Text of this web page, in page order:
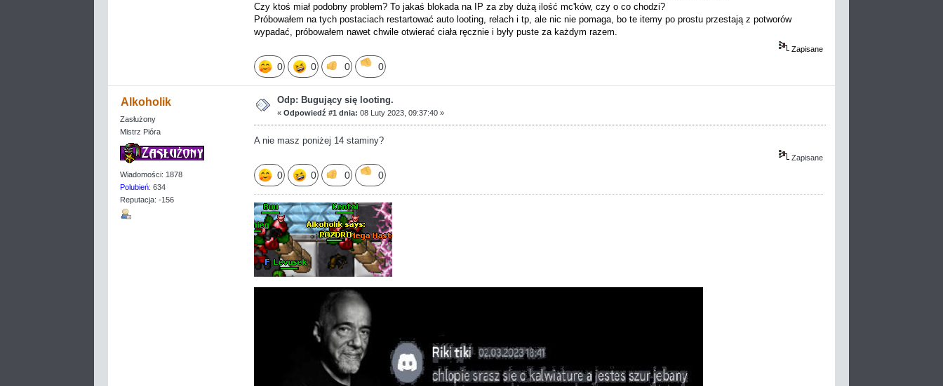
Czy ktoś miał podobny problem? To jakaś blokada na IP za zby dużą ilość mc'ków, czy o co chodzi?
Próbowałem na tych postaciach restartować auto looting, relach i tp, ale nic nie pomaga, bo te itemy po prostu przestają z potworów
wypadać, próbowałem nawet chwile otwierać ciała ręcznie i były puste za każdym razem.
Zapisane
0 0 0 0
Alkoholik
Zasłużony
Mistrz Pióra
Wiadomości: 1878
Polubień: 634
Reputacja: -156
Odp: Bugujący się looting.
« Odpowiedź #1 dnia: 08 Luty 2023, 09:37:40 »
A nie masz poniżej 14 staminy?
Zapisane
0 0 0 0